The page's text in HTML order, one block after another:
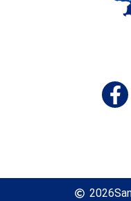
2026